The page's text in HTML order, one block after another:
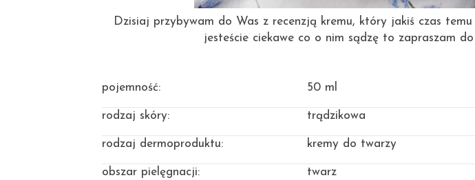
Dzisiaj przybywam do Was z recenzją kremu, który jakiś czas temu
jesteście ciekawe co o nim sądzę to zapraszam
pojemność: 50 ml
rodzaj skóry: trądzikowa
rodzaj dermoproduktu: kremy do twarzy
obszar pielęgnacji: twarz